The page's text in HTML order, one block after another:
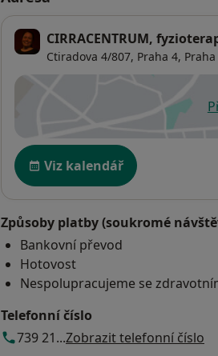
CIRRACENTRUM,
Ctiradova 4/807, Praha 4, Praha
Dostupnost
Viz kalendář
Způsoby platby (soukromé
Bankovní převod
Hotovost
Nespolupracujeme se
Telefonní číslo
739 21...Zobrazit telefonní číslo